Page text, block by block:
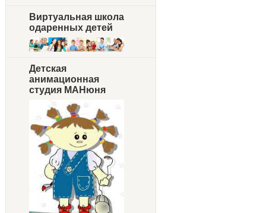
Виртуальная школа
одаренных детей
Детская
анимационная
студия МАНюня